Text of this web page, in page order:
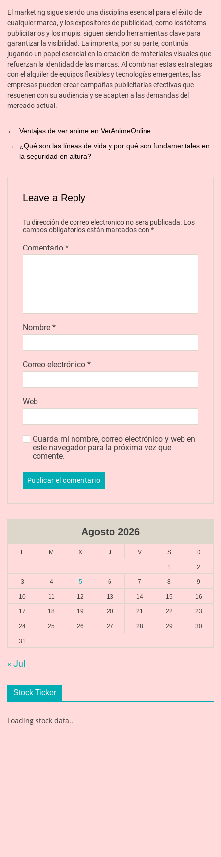
El marketing sigue siendo una disciplina esencial para el éxito de
cualquier marca, y los expositores de publicidad, como los tótems
publicitarios y los mupis, siguen siendo herramientas clave para
garantizar la visibilidad. La imprenta, por su parte, continúa
jugando un papel esencial en la creación de materiales visuales que
refuerzan la identidad de las marcas. Al combinar estas estrategias
con el alquiler de equipos flexibles y tecnologías emergentes, las
empresas pueden crear campañas publicitarias efectivas que
resuenen con su audiencia y se adapten a las demandas del
mercado actual.
←
Ventajas de ver anime en VerAnimeOnline
→
¿Qué son las líneas de vida y por qué son fundamentales en
la seguridad en altura?
Leave a Reply
Tu dirección de correo electrónico no será publicada. Los
campos obligatorios están marcados con *
Comentario *
Nombre *
Correo electrónico *
Web
Guarda mi nombre, correo electrónico y web en
este navegador para la próxima vez que
comente.
Agosto 2026
L M X J V S D
1 2
3 4 5 6 7 8 9
10 11 12 13 14 15 16
17 18 19 20 21 22 23
24 25 26 27 28 29 30
31
« Jul
Stock Ticker
Loading stock data...